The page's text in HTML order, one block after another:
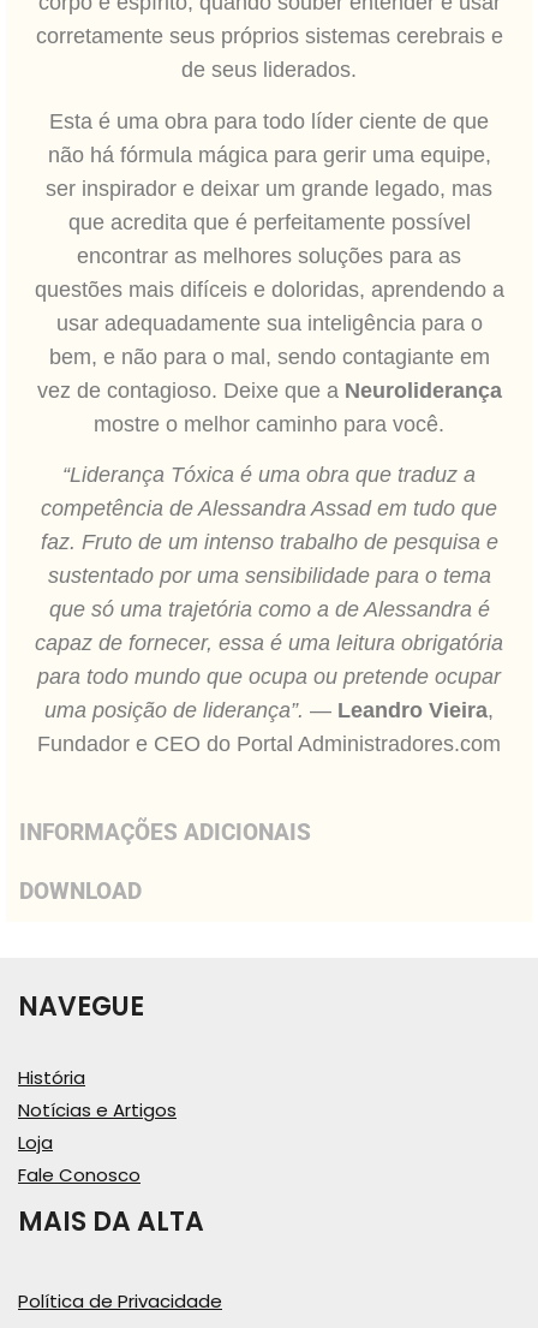
corretamente seus próprios sistemas cerebrais e
de seus liderados.
Esta é uma obra para todo líder ciente de que
não há fórmula mágica para gerir uma equipe,
ser inspirador e deixar um grande legado, mas
que acredita que é perfeitamente possível
encontrar as melhores soluções para as
questões mais difíceis e doloridas, aprendendo a
usar adequadamente sua inteligência para o
bem, e não para o mal, sendo contagiante em
vez de contagioso. Deixe que a Neuroliderança
mostre o melhor caminho para você.
“Liderança Tóxica é uma obra que traduz a
competência de Alessandra Assad em tudo que
faz. Fruto de um intenso trabalho de pesquisa e
sustentado por uma sensibilidade para o tema
que só uma trajetória como a de Alessandra é
capaz de fornecer, essa é uma leitura obrigatória
para todo mundo que ocupa ou pretende ocupar
uma posição de liderança”. — Leandro Vieira,
Fundador e CEO do Portal Administradores.com
INFORMAÇÕES ADICIONAIS
DOWNLOAD
NAVEGUE
História
Notícias e Artigos
Loja
Fale Conosco
MAIS DA ALTA
Política de Privacidade